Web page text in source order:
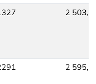
2
2 595,3